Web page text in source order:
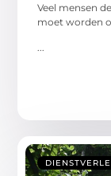
Veel mensen
moet worden
...